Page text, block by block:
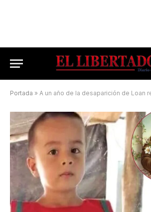
Portada » A un año de la desaparición de Loan realizarán